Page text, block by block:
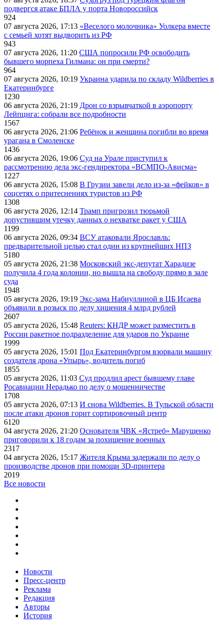
подвергся атаке БПЛА у порта Новороссийск
924
07 августа 2026, 17:13 «Веселого молочника» Уолкера вместе
с семьей хотят выдворить из РФ
943
07 августа 2026, 11:20 США попросили РФ освободить
бывшего морпеха Гилмана: он при смерти?
964
07 августа 2026, 10:19 Украина ударила по складу Wildberries в
Екатеринбурге
1230
06 августа 2026, 21:19 Дрон со взрывчаткой в аэропорту
Лейпцига: собрали все подробности
1567
06 августа 2026, 21:06 Ребёнок и женщина погибли во время
урагана в Смоленске
1436
06 августа 2026, 19:06 Суд на Урале приступил к
рассмотрению дела экс-гендиректора «ВСМПО-Ависма»
1227
06 августа 2026, 15:08 В Грузии завели дело из-за «фейков» в
соцсетях о притеснениях туристов из РФ
1308
06 августа 2026, 12:14 Трамп пригрозил тюрьмой
допустившим утечку данных о нехватке ракет у США
1199
06 августа 2026, 09:34 ВСУ атаковали Ярославль:
предварительной целью стал один из крупнейших НПЗ
5180
05 августа 2026, 21:38 Московский экс-депутат Харадизе
получила 4 года колонии, но вышла на свободу прямо в зале
суда
1948
05 августа 2026, 19:19 Экс-зама Набиуллиной в ЦБ Исаева
объявили в розыск по делу хищения 4 млрд рублей
2607
05 августа 2026, 15:48 Reuters: КНДР может разместить в
России ракетное подразделение для ударов по Украине
1999
05 августа 2026, 15:01 Под Екатеринбургом взорвали машину
создателя дрона «Упырь», водитель погиб
1855
05 августа 2026, 11:03 Суд продлил арест бывшему главе
Росавиации Нерадько по делу о мошенничестве
1708
05 августа 2026, 07:13 И снова Wildberries. В Тульской области
после атаки дронов горит сортировочный центр
6120
04 августа 2026, 21:20 Основателя ЧВК «Ястреб» Марущенко
приговорили к 18 годам за похищение военных
2317
04 августа 2026, 15:17 Жителя Крыма задержали по делу о
производстве дронов при помощи 3D‑принтера
2019
Все новости
Новости
Пресс-центр
Реклама
Редакция
Авторы
История